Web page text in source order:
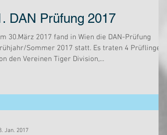
DAN Prüfung 2017
30.März 2017 fand in Wien die DAN-Prüfung
Sommer 2017 statt. Es traten 4 Prüflinge
den Vereinen Tiger Division,...
Jan. 2017